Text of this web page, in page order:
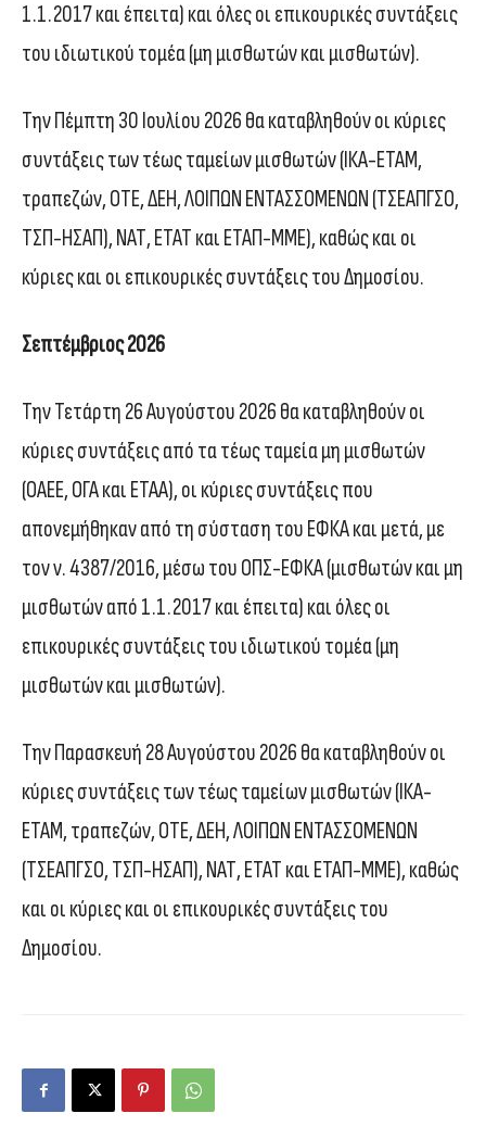
1.1.2017 και έπειτα) και όλες οι επικουρικές συντάξεις
του ιδιωτικού τομέα (μη μισθωτών και μισθωτών).
Την Πέμπτη 30 Ιουλίου 2026 θα καταβληθούν οι κύριες
συντάξεις των τέως ταμείων μισθωτών (ΙΚΑ-ΕΤΑΜ,
τραπεζών, ΟΤΕ, ΔΕΗ, ΛΟΙΠΩΝ ΕΝΤΑΣΣΟΜΕΝΩΝ (ΤΣΕΑΠΓΣΟ,
ΤΣΠ-ΗΣΑΠ), ΝΑΤ, ΕΤΑΤ και ΕΤΑΠ-ΜΜΕ), καθώς και οι
κύριες και οι επικουρικές συντάξεις του Δημοσίου.
Σεπτέμβριος 2026
Την Τετάρτη 26 Αυγούστου 2026 θα καταβληθούν οι
κύριες συντάξεις από τα τέως ταμεία μη μισθωτών
(ΟΑΕΕ, ΟΓΑ και ΕΤΑΑ), οι κύριες συντάξεις που
απονεμήθηκαν από τη σύσταση του ΕΦΚΑ και μετά, με
τον ν. 4387/2016, μέσω του ΟΠΣ-ΕΦΚΑ (μισθωτών και μη
μισθωτών από 1.1.2017 και έπειτα) και όλες οι
επικουρικές συντάξεις του ιδιωτικού τομέα (μη
μισθωτών και μισθωτών).
Την Παρασκευή 28 Αυγούστου 2026 θα καταβληθούν οι
κύριες συντάξεις των τέως ταμείων μισθωτών (ΙΚΑ-
ΕΤΑΜ, τραπεζών, ΟΤΕ, ΔΕΗ, ΛΟΙΠΩΝ ΕΝΤΑΣΣΟΜΕΝΩΝ
(ΤΣΕΑΠΓΣΟ, ΤΣΠ-ΗΣΑΠ), ΝΑΤ, ΕΤΑΤ και ΕΤΑΠ-ΜΜΕ), καθώς
και οι κύριες και οι επικουρικές συντάξεις του
Δημοσίου.